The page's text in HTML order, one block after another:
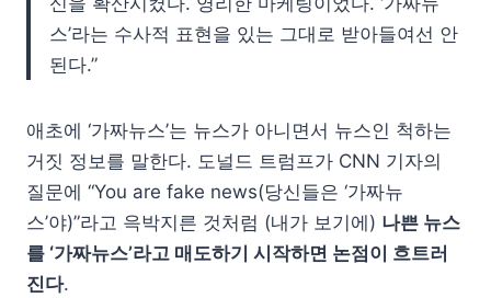
스’라는 수사적 표현을 있는 그대로 받아들여선 안
된다.”
애초에 ‘가짜뉴스’는 뉴스가 아니면서 뉴스인 척하는
거짓 정보를 말한다. 도널드 트럼프가 CNN 기자의
질문에 “You are fake news(당신들은 ‘가짜뉴
스’야)”라고 윽박지른 것처럼 (내가 보기에) 나쁜 뉴스
를 ‘가짜뉴스’라고 매도하기 시작하면 논점이 흐트러
진다.